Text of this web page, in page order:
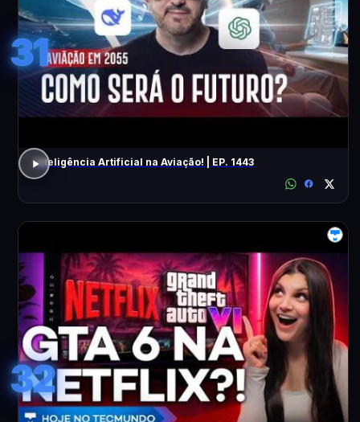
31
Inteligência Artificial na Aviação! | EP. 1443
32